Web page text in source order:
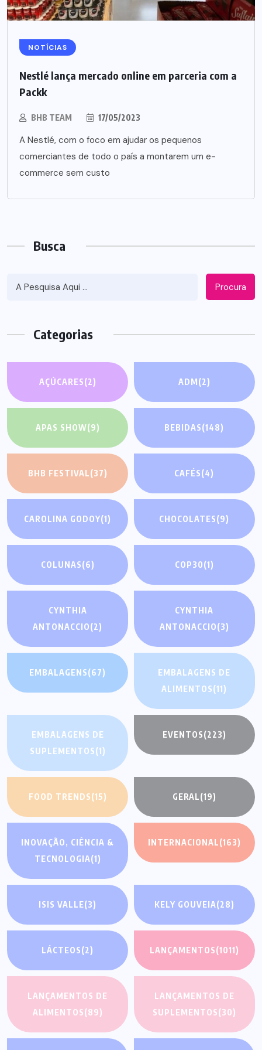
NOTÍCIAS
Nestlé lança mercado online em parceria com a
Packk
BHB TEAM 17/05/2023
A Nestlé, com o foco em ajudar os pequenos
comerciantes de todo o país a montarem um e-
commerce sem custo
Busca
Procura
Categorias
AÇÚCARES(2) ADM(2)
APAS SHOW(9) BEBIDAS(148)
BHB FESTIVAL(37) CAFÉS(4)
CAROLINA GODOY(1) CHOCOLATES(9)
COLUNAS(6) COP30(1)
CYNTHIA
ANTONACCIO(2)
CYNTHIA
ANTONACCIO(3)
EMBALAGENS(67)
EMBALAGENS DE
ALIMENTOS(11)
EMBALAGENS DE
SUPLEMENTOS(1)
EVENTOS(223)
FOOD TRENDS(15) GERAL(19)
INOVAÇÃO, CIÊNCIA &
TECNOLOGIA(1)
INTERNACIONAL(163)
ISIS VALLE(3) KELY GOUVEIA(28)
LÁCTEOS(2) LANÇAMENTOS(1011)
LANÇAMENTOS DE
ALIMENTOS(89)
LANÇAMENTOS DE
SUPLEMENTOS(30)